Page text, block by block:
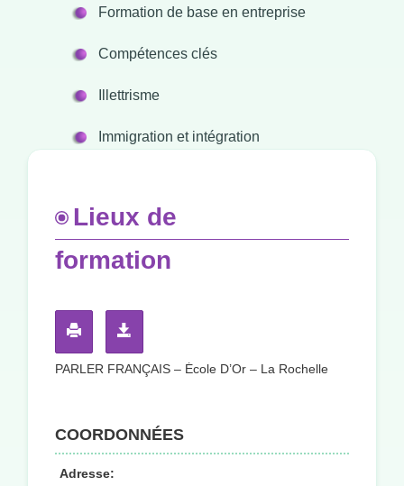
Formation de base en entreprise
Compétences clés
Illettrisme
Immigration et intégration
Lieux de
formation
PARLER FRANÇAIS – École D’Or – La Rochelle
COORDONNÉES
Adresse: